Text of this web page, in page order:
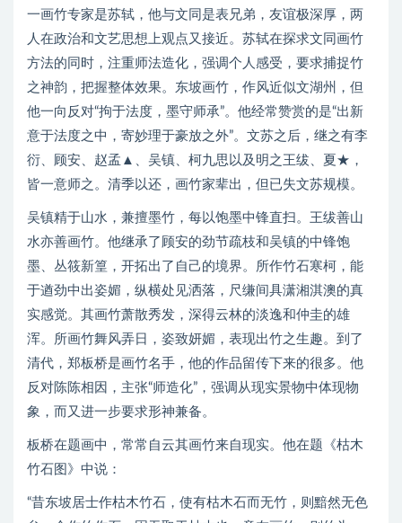
一画竹专家是苏轼，他与文同是表兄弟，友谊极深厚，两
人在政治和文艺思想上观点又接近。苏轼在探求文同画竹
方法的同时，注重师法造化，强调个人感受，要求捕捉竹
之神韵，把握整体效果。东坡画竹，作风近似文湖州，但
他一向反对“拘于法度，墨守师承”。他经常赞赏的是“出新
意于法度之中，寄妙理于豪放之外”。文苏之后，继之有李
衍、顾安、赵孟▲、吴镇、柯九思以及明之王绂、夏★，
皆一意师之。清季以还，画竹家辈出，但已失文苏规模。
吴镇精于山水，兼擅墨竹，每以饱墨中锋直扫。王绂善山
水亦善画竹。他继承了顾安的劲节疏枝和吴镇的中锋饱
墨、丛筱新篁，开拓出了自己的境界。所作竹石寒柯，能
于遒劲中出姿媚，纵横处见洒落，尺缣间具潇湘淇澳的真
实感觉。其画竹萧散秀发，深得云林的淡逸和仲圭的雄
浑。所画竹舞风弄日，姿致妍媚，表现出竹之生趣。到了
清代，郑板桥是画竹名手，他的作品留传下来的很多。他
反对陈陈相因，主张“师造化”，强调从现实景物中体现物
象，而又进一步要求形神兼备。
板桥在题画中，常常自云其画竹来自现实。他在题《枯木
竹石图》中说：
“昔东坡居士作枯木竹石，使有枯木石而无竹，则黯然无色